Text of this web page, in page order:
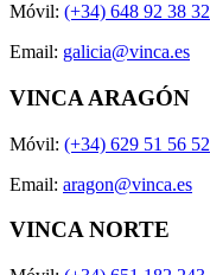
Móvil: (+34) 648 92 38 32
Email: galicia@vinca.es
VINCA ARAGÓN
Móvil: (+34) 629 51 56 52
Email: aragon@vinca.es
VINCA NORTE